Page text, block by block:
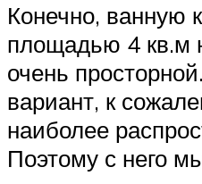
Конечно, ванную
площадью 4 кв.м
очень
вариант, к
наиболее
Поэтому с него